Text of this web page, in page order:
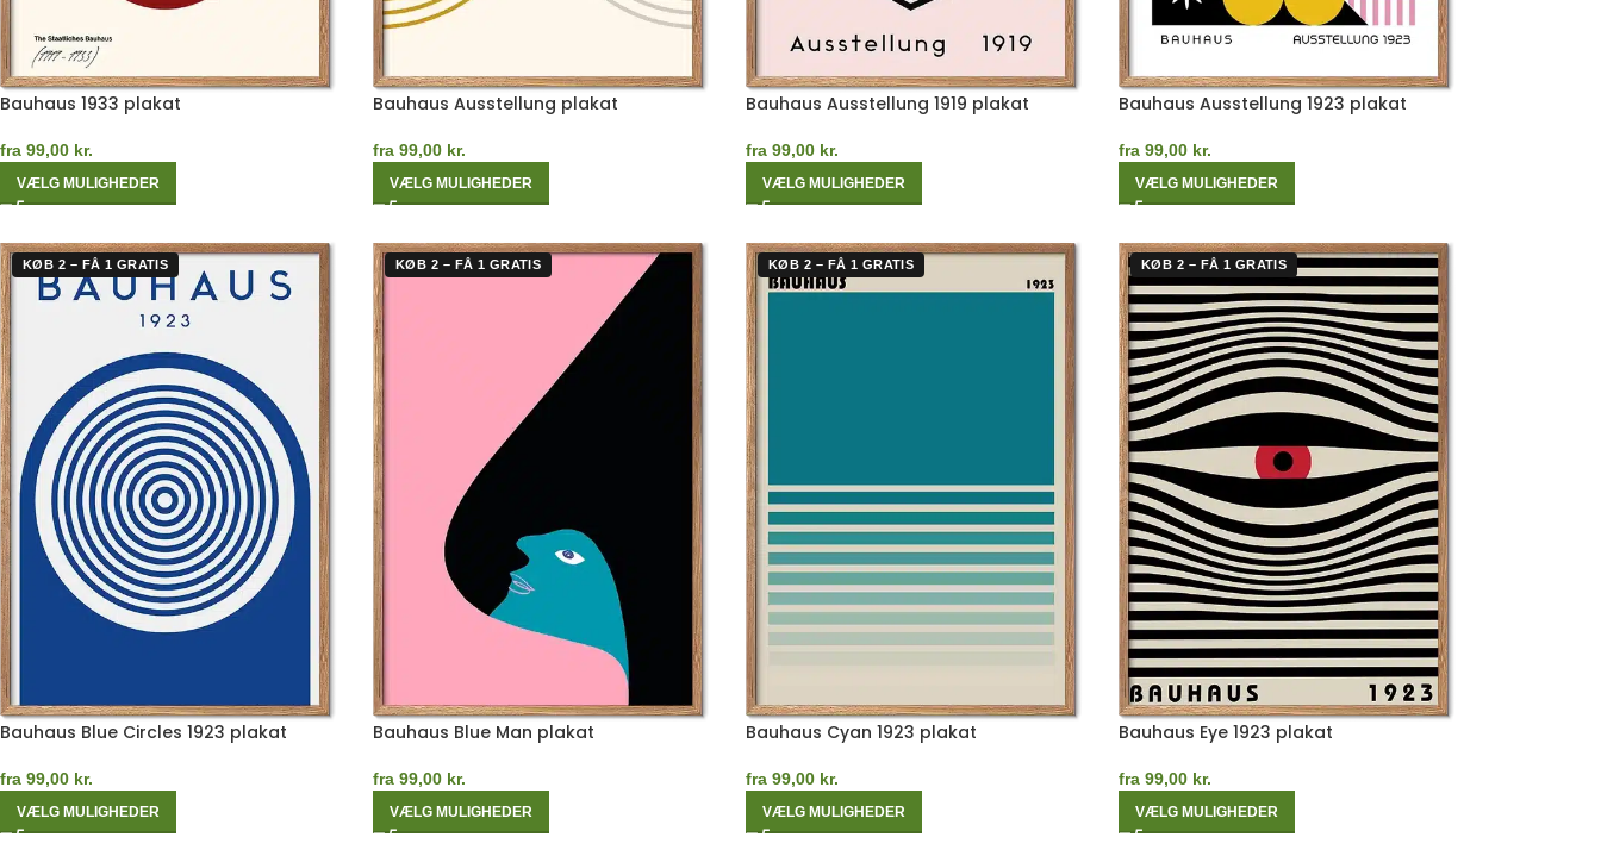
Bauhaus 1933 plakat
fra 99,00 kr.
VÆLG MULIGHEDER
Bauhaus Ausstellung plakat
fra 99,00 kr.
VÆLG MULIGHEDER
Bauhaus Ausstellung 1919 plakat
fra 99,00 kr.
VÆLG MULIGHEDER
Bauhaus Ausstellung 1923 plakat
fra 99,00 kr.
VÆLG MULIGHEDER
KØB 2 – FÅ 1 GRATIS
Bauhaus Blue Circles 1923 plakat
fra 99,00 kr.
VÆLG MULIGHEDER
KØB 2 – FÅ 1 GRATIS
Bauhaus Blue Man plakat
fra 99,00 kr.
VÆLG MULIGHEDER
KØB 2 – FÅ 1 GRATIS
Bauhaus Cyan 1923 plakat
fra 99,00 kr.
VÆLG MULIGHEDER
KØB 2 – FÅ 1 GRATIS
Bauhaus Eye 1923 plakat
fra 99,00 kr.
VÆLG MULIGHEDER